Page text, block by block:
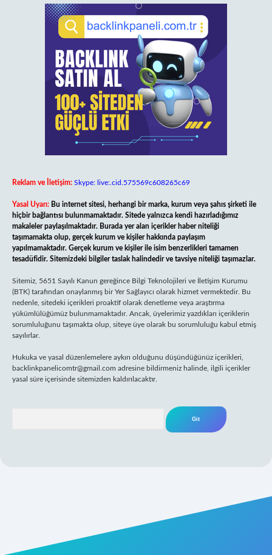
Reklam ve İletişim: Skype: live:.cid.575569c608265c69
Yasal Uyarı: Bu internet sitesi, herhangi bir marka, kurum veya şahıs şirketi ile
hiçbir bağlantısı bulunmamaktadır. Sitede yalnızca kendi hazırladığımız
makaleler paylaşılmaktadır. Burada yer alan içerikler haber niteliği
taşımamakta olup, gerçek kurum ve kişiler hakkında paylaşım
yapılmamaktadır. Gerçek kurum ve kişiler ile isim benzerlikleri tamamen
tesadüfidir. Sitemizdeki bilgiler taslak halindedir ve tavsiye niteliği taşımazlar.
Sitemiz, 5651 Sayılı Kanun gereğince Bilgi Teknolojileri ve İletişim Kurumu
(BTK) tarafından onaylanmış bir Yer Sağlayıcı olarak hizmet vermektedir. Bu
nedenle, sitedeki içerikleri proaktif olarak denetleme veya araştırma
yükümlülüğümüz bulunmamaktadır. Ancak, üyelerimiz yazdıkları içeriklerin
sorumluluğunu taşımakta olup, siteye üye olarak bu sorumluluğu kabul etmiş
sayılırlar.
Hukuka ve yasal düzenlemelere aykırı olduğunu düşündüğünüz içerikleri,
backlinkpanelicomtr@gmail.com adresine bildirmeniz halinde, ilgili içerikler
yasal süre içerisinde sitemizden kaldırılacaktır.